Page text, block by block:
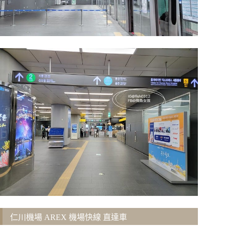
仁川機場 AREX 機場快線 直達車